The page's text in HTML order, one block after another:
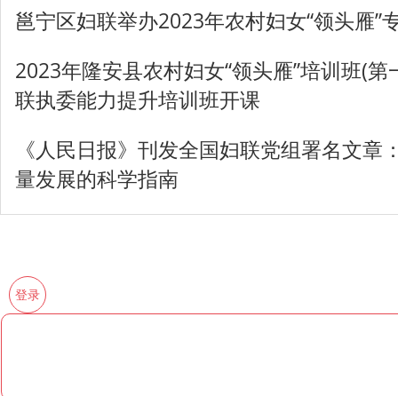
邕宁区妇联举办2023年农村妇女“领头雁”
2023年隆安县农村妇女“领头雁”培训班(
联执委能力提升培训班开课
《人民日报》刊发全国妇联党组署名文章
量发展的科学指南
登录